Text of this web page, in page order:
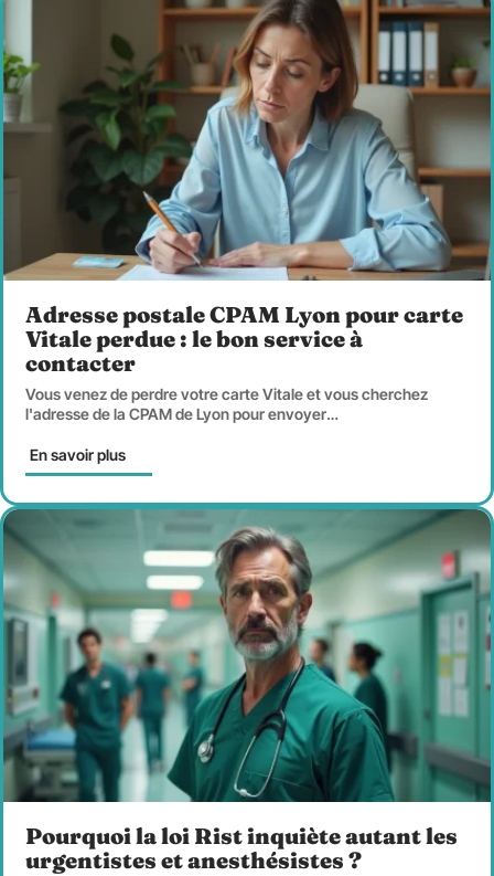
Adresse postale CPAM Lyon pour carte
Vitale perdue : le bon service à
contacter
Vous venez de perdre votre carte Vitale et vous cherchez
l'adresse de la CPAM de Lyon pour envoyer…
En savoir plus
Pourquoi la loi Rist inquiète autant les
urgentistes et anesthésistes ?